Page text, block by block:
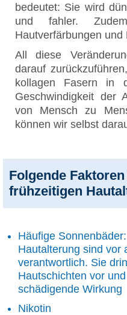
bedeutet: Sie wird
und fahler.
Hautverfärbungen und
All diese
darauf
kollagen Fasern in
Geschwindigkeit der
von Mensch zu
können wir selbst
Folgende
frühzeitigen
Häufige
Hautalterung sind vor
verantwortlich. Sie
Hautschichten vor
schädigende Wirkung
Nikotin